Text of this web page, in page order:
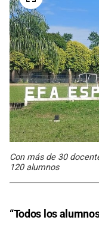
Con más de 30
120 alumnos
“Todos los